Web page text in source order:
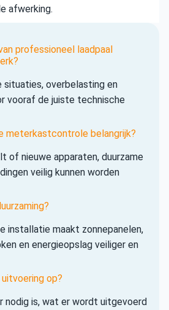
afwerking.
professioneel laadpaal
situaties, overbelasting en
vooraf de juiste technische
meterkastcontrole belangrijk?
of nieuwe apparaten, duurzame
veilig kunnen worden
installatie maakt zonnepanelen,
en energieopslag veiliger en
op?
nodig is, wat er wordt uitgevoerd